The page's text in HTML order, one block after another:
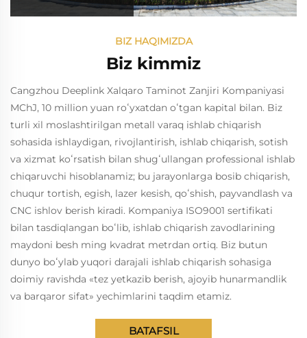
BIZ HAQIMIZDA
Biz kimmiz
Cangzhou Deeplink Xalqaro Taminot Zanjiri Kompaniyasi
MChJ, 10 million yuan roʻyxatdan oʻtgan kapital bilan. Biz
turli xil moslashtirilgan metall varaq ishlab chiqarish
sohasida ishlaydigan, rivojlantirish, ishlab chiqarish, sotish
va xizmat koʻrsatish bilan shugʻullangan professional ishlab
chiqaruvchi hisoblanamiz; bu jarayonlarga bosib chiqarish,
chuqur tortish, egish, lazer kesish, qoʻshish, payvandlash va
CNC ishlov berish kiradi. Kompaniya ISO9001 sertifikati
bilan tasdiqlangan boʻlib, ishlab chiqarish zavodlarining
maydoni besh ming kvadrat metrdan ortiq. Biz butun
dunyo boʻylab yuqori darajali ishlab chiqarish sohasiga
doimiy ravishda «tez yetkazib berish, ajoyib hunarmandlik
va barqaror sifat» yechimlarini taqdim etamiz.
BATAFSIL